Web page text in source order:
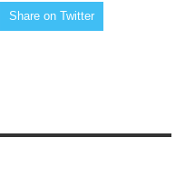
Share on Twitter